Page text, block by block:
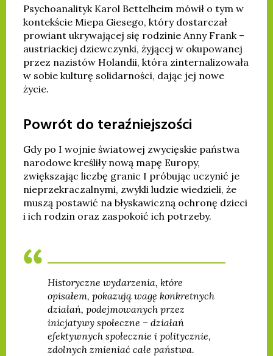
Psychoanalityk Karol Bettelheim mówił o tym w
kontekście Miepa Giesego, który dostarczał
prowiant ukrywającej się rodzinie Anny Frank –
austriackiej dziewczynki, żyjącej w okupowanej
przez nazistów Holandii, która zinternalizowała
w sobie kulturę solidarności, dając jej nowe
życie.
Powrót do teraźniejszości
Gdy po I wojnie światowej zwycięskie państwa
narodowe kreśliły nową mapę Europy,
zwiększając liczbę granic I próbując uczynić je
nieprzekraczalnymi, zwykli ludzie wiedzieli, że
muszą postawić na błyskawiczną ochronę dzieci
i ich rodzin oraz zaspokoić ich potrzeby.
Historyczne wydarzenia, które
opisałem, pokazują wagę konkretnych
działań, podejmowanych przez
inicjatywy społeczne – działań
efektywnych społecznie i politycznie,
zdolnych zmieniać całe państwa.